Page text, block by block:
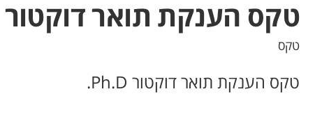
טקס הענקת תואר דוקטור Ph.D.
טקס
טקס הענקת תואר דוקטור Ph.D.